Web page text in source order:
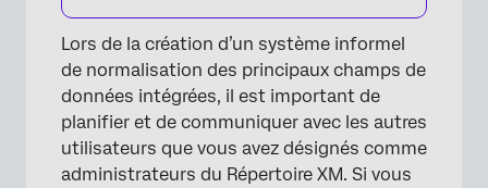
Lors de la création d’un système informel
de normalisation des principaux champs de
données intégrées, il est important de
planifier et de communiquer avec les autres
utilisateurs que vous avez désignés comme
administrateurs du Répertoire XM. Si vous